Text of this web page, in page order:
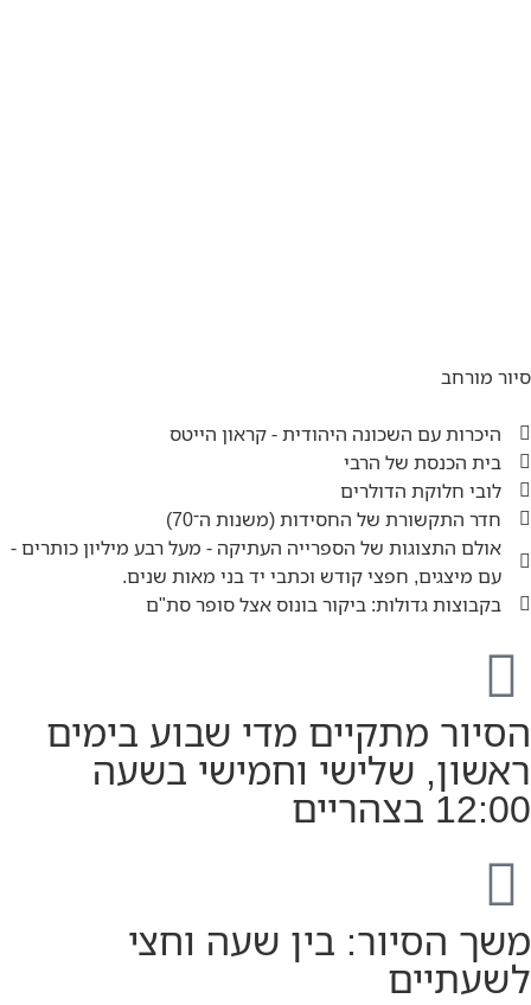
סיור מורחב
היכרות עם השכונה היהודית - קראון הייטס
בית הכנסת של הרבי
לובי חלוקת הדולרים
חדר התקשורת של החסידות (משנות ה־70)
אולם התצוגות של הספרייה העתיקה - מעל רבע מיליון כותרים -
עם מיצגים, חפצי קודש וכתבי יד בני מאות שנים.
בקבוצות גדולות: ביקור בונוס אצל סופר סת"ם
הסיור מתקיים מדי שבוע בימים
ראשון, שלישי וחמישי בשעה
12:00 בצהריים
משך הסיור: בין שעה וחצי
לשעתיים